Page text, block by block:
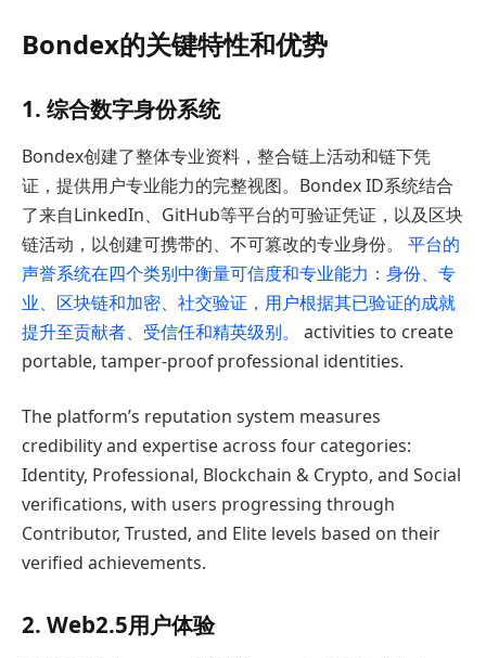
Bondex的关键特性和优势
1. 综合数字身份系统
Bondex创建了整体专业资料，整合链上活动和链下凭
证，提供用户专业能力的完整视图。Bondex ID系统结合
了来自LinkedIn、GitHub等平台的可验证凭证，以及区块
链活动，以创建可携带的、不可篡改的专业身份。 平台的
声誉系统在四个类别中衡量可信度和专业能力：身份、专
业、区块链和加密、社交验证，用户根据其已验证的成就
提升至贡献者、受信任和精英级别。
activities to create
portable, tamper-proof professional identities.
The platform’s reputation system measures
credibility and expertise across four categories:
Identity, Professional, Blockchain & Crypto, and Social
verifications, with users progressing through
Contributor, Trusted, and Elite levels based on their
verified achievements.
2. Web2.5用户体验